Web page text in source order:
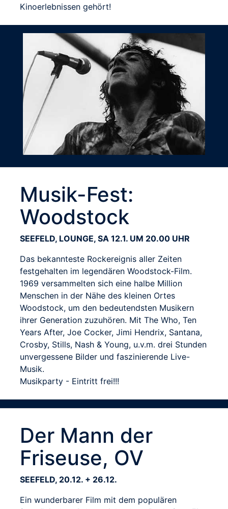
Kinoerlebnissen gehört!
Musik-Fest:
Woodstock
SEEFELD, LOUNGE, SA 12.1. UM 20.00 UHR
Das bekannteste Rockereignis aller Zeiten
festgehalten im legendären Woodstock-Film.
1969 versammelten sich eine halbe Million
Menschen in der Nähe des kleinen Ortes
Woodstock, um den bedeutendsten Musikern
ihrer Generation zuzuhören. Mit The Who, Ten
Years After, Joe Cocker, Jimi Hendrix, Santana,
Crosby, Stills, Nash & Young, u.v.m. drei Stunden
unvergessene Bilder und faszinierende Live-
Musik.
Musikparty - Eintritt frei!!!
Der Mann der
Friseuse, OV
SEEFELD, 20.12. + 26.12.
Ein wunderbarer Film mit dem populären